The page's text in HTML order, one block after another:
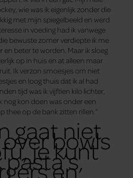
wie was ik eigenlijk zonder die
met mijn spiegelbeeld en werd
in voeding had ik vanwege
bewuste zomer verdiepte ik me
beter te worden. Maar ik sloeg
op in huis en at alleen maar
Ik verzon smoesjes om niet
en loog thuis dat ik al had
tijd was ik vijftien kilo lichter,
nog kon doen was onder een
thee op de bank zitten rillen.”
gaat niet
bowls
je kunt
en